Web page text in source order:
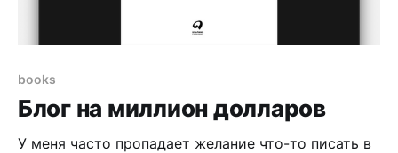
books
Блог на миллион долларов
У меня часто пропадает желание что-то писать в